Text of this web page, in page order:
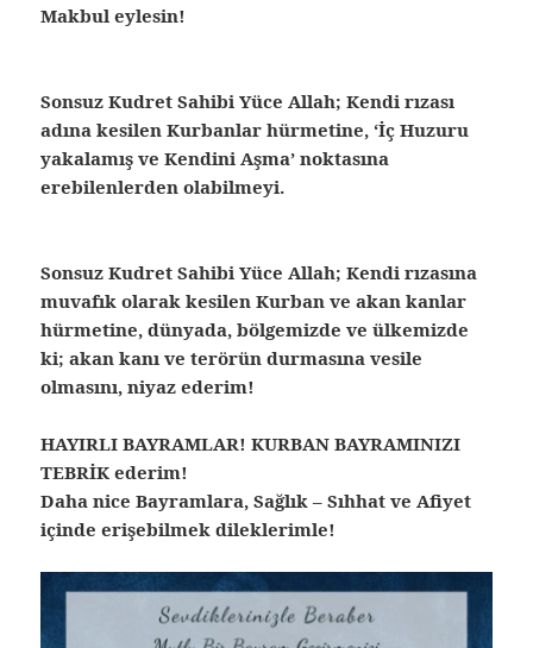
Makbul eylesin!
Sonsuz Kudret Sahibi Yüce Allah; Kendi rızası
adına kesilen Kurbanlar hürmetine, ‘İç Huzuru
yakalamış ve Kendini Aşma’ noktasına
erebilenlerden olabilmeyi.
Sonsuz Kudret Sahibi Yüce Allah; Kendi rızasına
muvafık olarak kesilen Kurban ve akan kanlar
hürmetine, dünyada, bölgemizde ve ülkemizde
ki; akan kanı ve terörün durmasına vesile
olmasını, niyaz ederim!
HAYIRLI BAYRAMLAR! KURBAN BAYRAMINIZI
TEBRİK ederim!
Daha nice Bayramlara, Sağlık – Sıhhat ve Afiyet
içinde erişebilmek dileklerimle!